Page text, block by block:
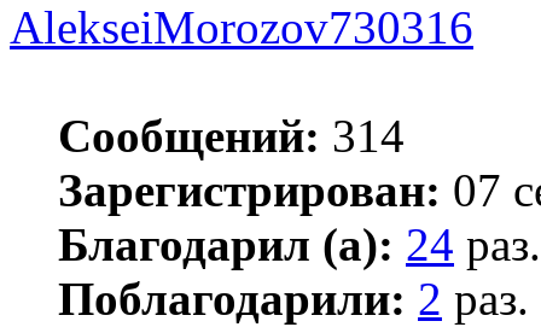
AlekseiMorozov730316
Сообщений: 314
Зарегистрирован: 07
Благодарил (а): 24 раз.
Поблагодарили: 2 раз.